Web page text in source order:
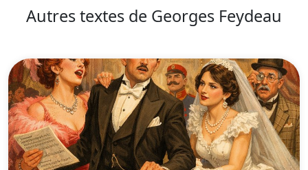
Autres textes de Georges Feydeau